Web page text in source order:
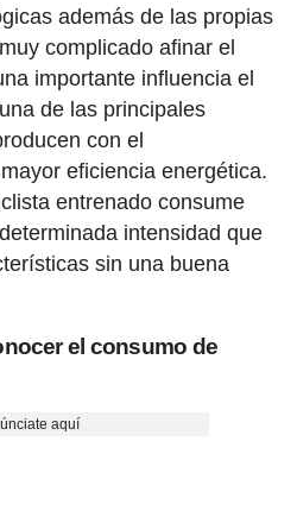
además de las propias
complicado afinar el
importante influencia el
de las principales
con el
eficiencia energética.
entrenado consume
intensidad que
sin una buena
el consumo de
aquí